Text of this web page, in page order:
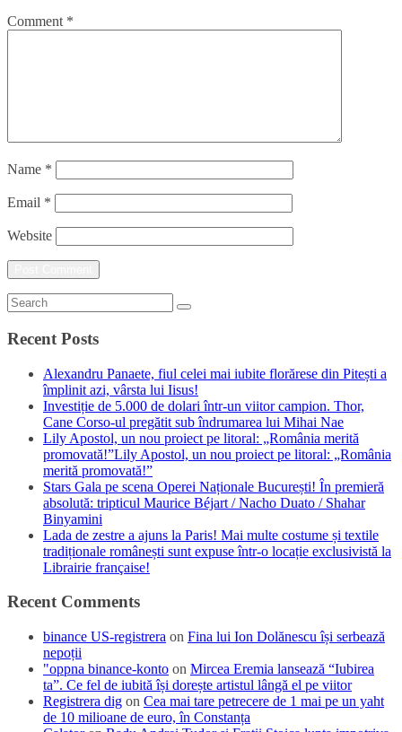
Comment *
Name *
Email *
Website
Recent Posts
Alexandru Panaete, fiul celei mai iubite florărese din Pitești a
împlinit azi, vârsta lui Iisus!
Investiție de 5.000 de dolari într-un viitor campion. Thor,
Cane Corso-ul pregătit sub îndrumarea lui Mihai Nae
Lily Apostol, un nou proiect pe litoral: „România merită
promovată!”Lily Apostol, un nou proiect pe litoral: „România
merită promovată!”
Stars Gala pe scena Operei Naționale București! În premieră
absolută: tripticul Maurice Béjart / Nacho Duato / Shahar
Binyamini
Lada de zestre a ajuns la Paris! Mai multe costume și textile
tradiționale românești sunt expuse într-o locație exclusivistă la
Librairie française!
Recent Comments
binance US-registrera on Fina lui Ion Dolănescu își serbează
nepoții
"oppna binance-konto on Mircea Eremia lansează “Iubirea
ta”. Ce fel de iubită își dorește artistul lângă el pe viitor
Registrera dig on Cea mai tare petrecere de 1 mai pe un yaht
de 10 milioane de euro, în Constanța